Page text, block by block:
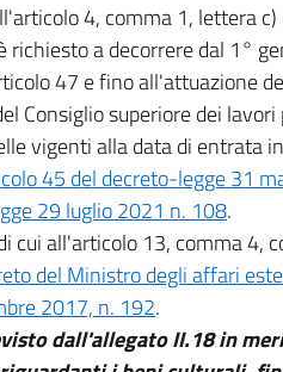
4, comma 1, lettera
richiesto a decorrere dal 1°
47 e fino all'attuazione
Consiglio superiore dei lavori
vigenti alla data di entrata
45 del decreto-legge 31
29 luglio 2021 n. 108.
cui all'articolo 13, comma 4,
del Ministro degli affari
2017, n. 192.
dall'allegato II.18 in